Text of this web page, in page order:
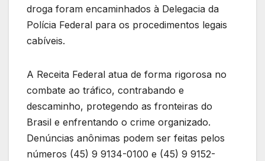
droga foram encaminhados à Delegacia da
Polícia Federal para os procedimentos legais
cabíveis.
A Receita Federal atua de forma rigorosa no
combate ao tráfico, contrabando e
descaminho, protegendo as fronteiras do
Brasil e enfrentando o crime organizado.
Denúncias anônimas podem ser feitas pelos
números (45) 9 9134-0100 e (45) 9 9152-